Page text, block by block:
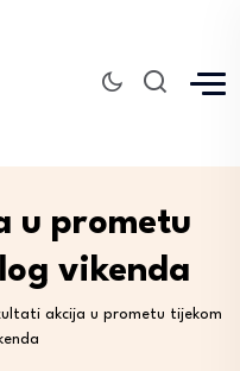
u prometu
vikenda
akcija u prometu tijekom